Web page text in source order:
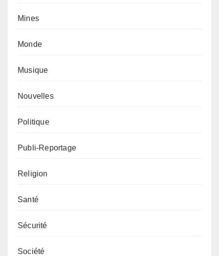
Mines
Monde
Musique
Nouvelles
Politique
Publi-Reportage
Religion
Santé
Sécurité
Société